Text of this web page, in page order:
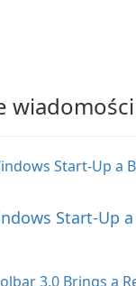
wiadomości
Start-Up